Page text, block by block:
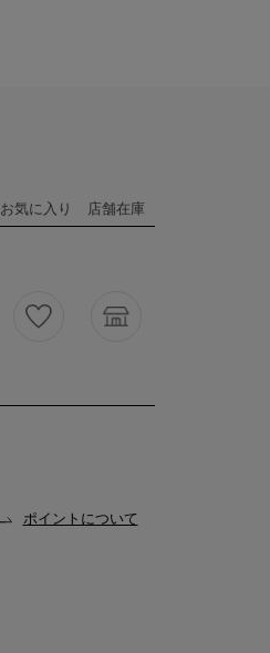
お気に入り 店舗在庫
ポイントについて